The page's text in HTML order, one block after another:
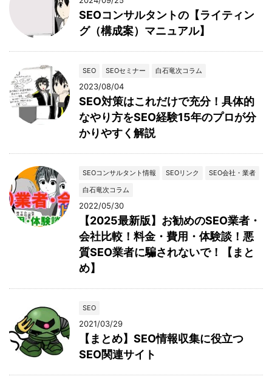
SEOコンサルタントの【ライティン
グ（構成案）マニュアル】
SEO SEOセミナー 白石竜次コラム
2023/08/04
SEO対策はこれだけで充分！具体的
なやり方をSEO経験15年のプロが分
かりやすく解説
SEOコンサルタント情報 SEOリンク
SEO会社・業者
白石竜次コラム
2022/05/30
【2025最新版】お勧めのSEO業者・
会社比較！料金・費用・体験談！悪
質SEO業者に騙されないで！【まと
め】
SEO
2021/03/29
【まとめ】SEO情報収集に役立つ
SEO関連サイト